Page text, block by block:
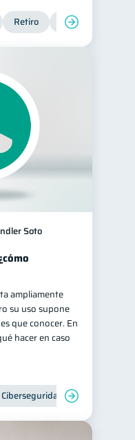
Retiro Cuenta
Soto
ampliamente
su uso supone
que conocer. En
hacer en caso
Ciberseguridad